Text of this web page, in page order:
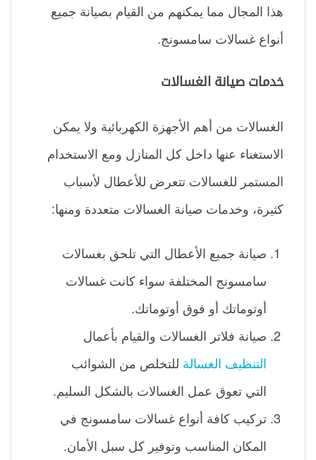
هذا المجال مما يمكنهم من القيام بصيانة جميع
أنواع غسالات سامسونج.
خدمات صيانة الغسالات
الغسالات من أهم الأجهزة الكهربائية ولا يمكن
الاستغناء عنها داخل كل المنازل ومع الاستخدام
المستمر للغسالات تتعرض للأعطال لأسباب
كثيرة، وخدمات صيانة الغسالات متعددة ومنها:
صيانة جميع الأعطال التي تلحق بغسالات
سامسونج المختلفة سواء كانت غسالات
أوتوماتك أو فوق أوتوماتك.
صيانة فلاتر الغسالات والقيام بأعمال
التنظيف الغسالة للتخلص من الشوائب
التي تعوق عمل الغسالات بالشكل السليم.
تركيب كافة أنواع غسالات سامسونج في
المكان المناسب وتوفير كل سبل الأمان.